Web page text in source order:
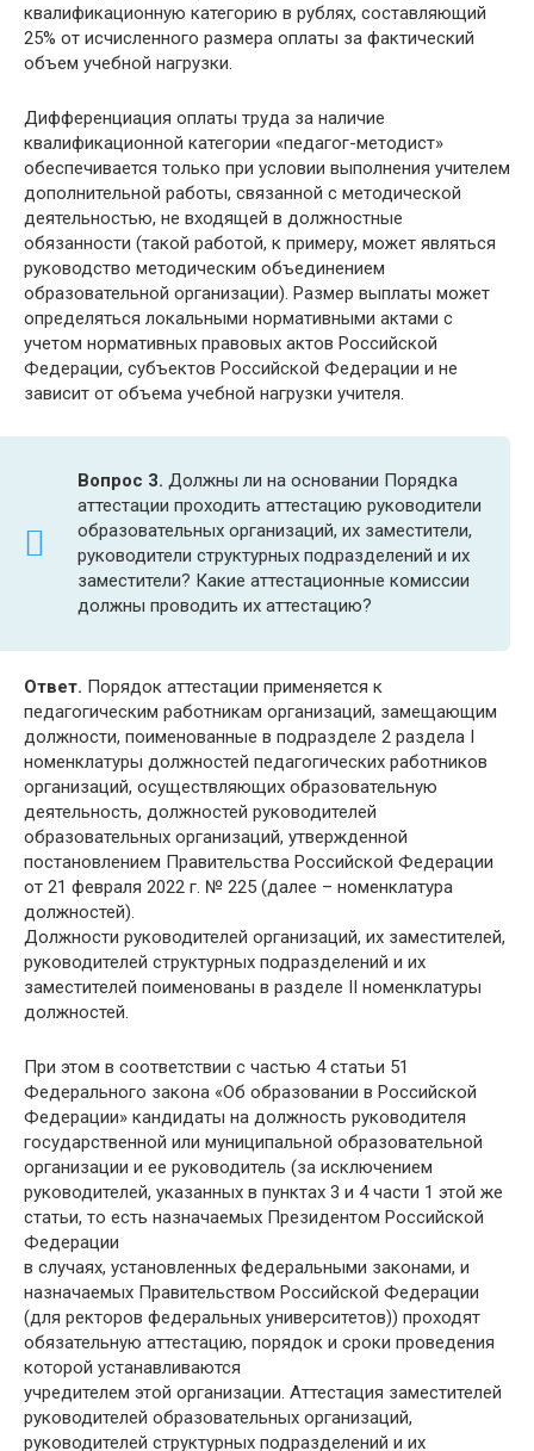
квалификационную категорию в рублях, составляющий
25% от исчисленного размера оплаты за фактический
объем учебной нагрузки.
Дифференциация оплаты труда за наличие
квалификационной категории «педагог-методист»
обеспечивается только при условии выполнения учителем
дополнительной работы, связанной с методической
деятельностью, не входящей в должностные
обязанности (такой работой, к примеру, может являться
руководство методическим объединением
образовательной организации). Размер выплаты может
определяться локальными нормативными актами с
учетом нормативных правовых актов Российской
Федерации, субъектов Российской Федерации и не
зависит от объема учебной нагрузки учителя.
Вопрос 3. Должны ли на основании Порядка
аттестации проходить аттестацию руководители
образовательных организаций, их заместители,
руководители структурных подразделений и их
заместители? Какие аттестационные комиссии
должны проводить их аттестацию?
Ответ. Порядок аттестации применяется к
педагогическим работникам организаций, замещающим
должности, поименованные в подразделе 2 раздела I
номенклатуры должностей педагогических работников
организаций, осуществляющих образовательную
деятельность, должностей руководителей
образовательных организаций, утвержденной
постановлением Правительства Российской Федерации
от 21 февраля 2022 г. № 225 (далее – номенклатура
должностей).
Должности руководителей организаций, их заместителей,
руководителей структурных подразделений и их
заместителей поименованы в разделе II номенклатуры
должностей.
При этом в соответствии с частью 4 статьи 51
Федерального закона «Об образовании в Российской
Федерации» кандидаты на должность руководителя
государственной или муниципальной образовательной
организации и ее руководитель (за исключением
руководителей, указанных в пунктах 3 и 4 части 1 этой же
статьи, то есть назначаемых Президентом Российской
Федерации
в случаях, установленных федеральными законами, и
назначаемых Правительством Российской Федерации
(для ректоров федеральных университетов)) проходят
обязательную аттестацию, порядок и сроки проведения
которой устанавливаются
учредителем этой организации. Аттестация заместителей
руководителей образовательных организаций,
руководителей структурных подразделений и их